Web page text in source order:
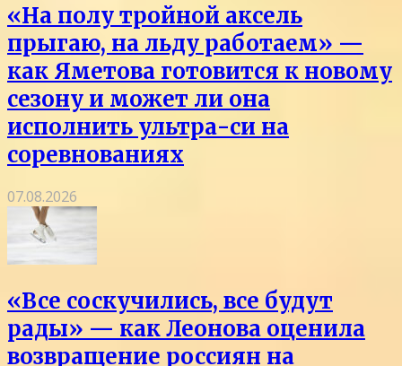
«На полу тройной аксель
прыгаю, на льду работаем» —
как Яметова готовится к новому
сезону и может ли она
исполнить ультра-си на
соревнованиях
07.08.2026
«Все соскучились, все будут
рады» — как Леонова оценила
возвращение россиян на